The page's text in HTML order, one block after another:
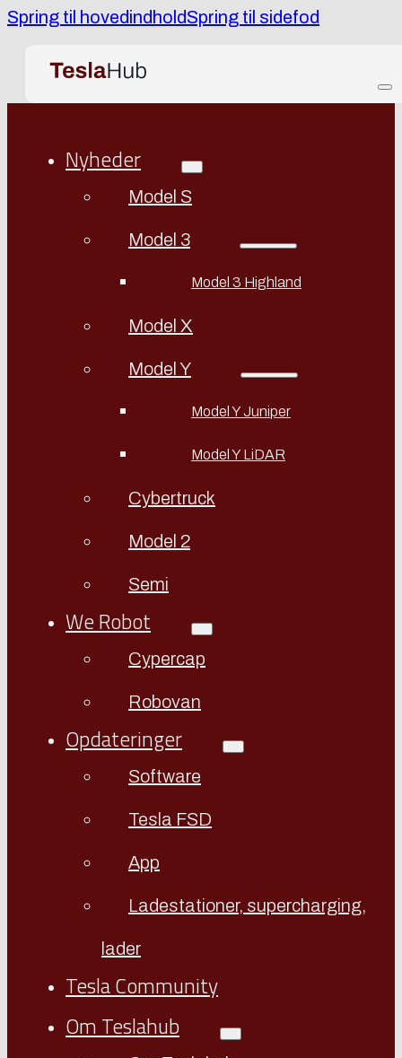
Spring til hovedindholdSpring til sidefod
Nyheder
Model S
Model 3
Model 3 Highland
Model X
Model Y
Model Y Juniper
Model Y LiDAR
Cybertruck
Model 2
Semi
We Robot
Cypercap
Robovan
Opdateringer
Software
Tesla FSD
App
Ladestationer, supercharging,
lader
Tesla Community
Om Teslahub